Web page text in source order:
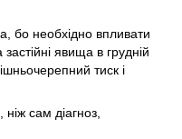
бо необхідно впливати
явища в грудній
тиск і
сам діагноз,